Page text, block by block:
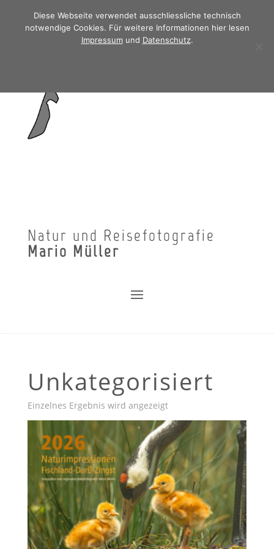
Natur und Reisefotografie
Mario Müller
Unkategorisiert
Einzelnes Ergebnis wird angezeigt
Diese Webseite verwendet ausschliessliche technisch
notwendige Cookies. Für weitere Informationen hier lesen
Impressumund Datenschutz.